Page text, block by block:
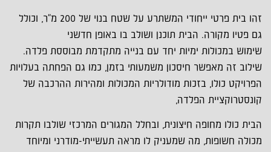
זהו בית פרטי ייחודי המשתרע על שטח בנוי של 200 מ"ר, וכולל
גם פטיו מקורה. הבית תוכנן ושולב בו באופן חדשני
שימוש במכולות ימיות יחד עם בנייה מתקדמת מבוססת פלדה.
שילוב זה מאפשר חיסכון משמעותי בזמן, כמו גם הפחתה בעלויות
הפרויקט כולו, בזכות מודולריות המכולות ומהירות ההרכבה של
קונסטרוקציית הפלדה,
הבית כולו מחופה חיצונית, ובחלל המגורים המרכזי שולבו תקרות
מכולה חשופות, מה שמעניק לו מראה תעשייתי-מודרני ומיוחד